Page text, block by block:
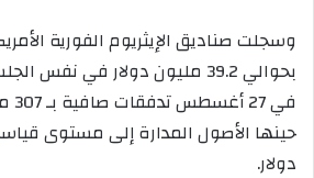
وسجلت صناديق الإيثريوم الفورية
بحوالي 39.2 مليون دولار في
دولار.